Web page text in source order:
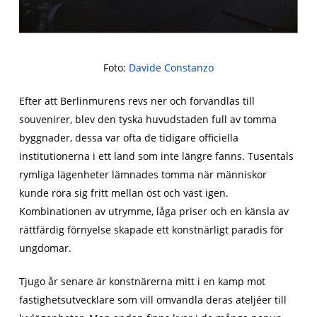
Foto: Davide Constanzo
Efter att Berlinmurens revs ner och förvandlas till
souvenirer, blev den tyska huvudstaden full av tomma
byggnader, dessa var ofta de tidigare officiella
institutionerna i ett land som inte längre fanns. Tusentals
rymliga lägenheter lämnades tomma när människor
kunde röra sig fritt mellan öst och väst igen.
Kombinationen av utrymme, låga priser och en känsla av
rättfärdig förnyelse skapade ett konstnärligt paradis för
ungdomar.
Tjugo år senare är konstnärerna mitt i en kamp mot
fastighetsutvecklare som vill omvandla deras ateljéer till